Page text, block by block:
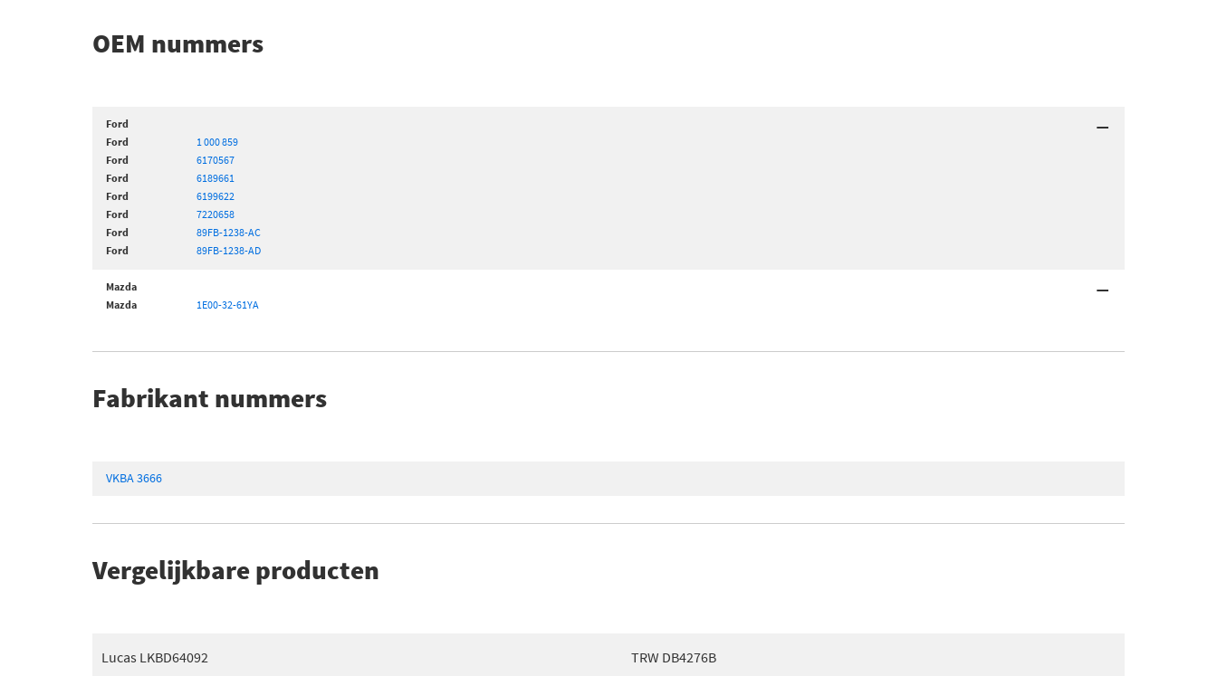
OEM nummers
Ford
Ford
1 000 859
Ford
6170567
Ford
6189661
Ford
6199622
Ford
7220658
Ford
89FB-1238-AC
Ford
89FB-1238-AD
Mazda
Mazda
1E00-32-61YA
Fabrikant nummers
VKBA 3666
Vergelijkbare producten
Lucas LKBD64092 TRW DB4276B